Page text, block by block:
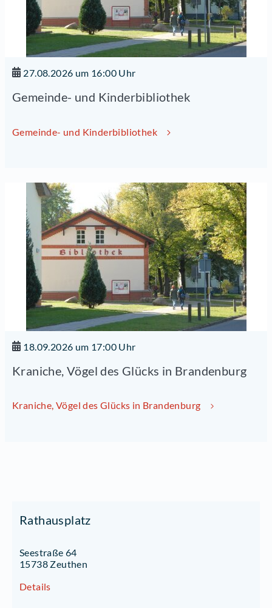
27.08.2026 um 16:00 Uhr
Gemeinde- und Kinderbibliothek
Gemeinde- und Kinderbibliothek
18.09.2026 um 17:00 Uhr
Kraniche, Vögel des Glücks in Brandenburg
Kraniche, Vögel des Glücks in Brandenburg
Rathausplatz
Seestraße 64
15738 Zeuthen
Details